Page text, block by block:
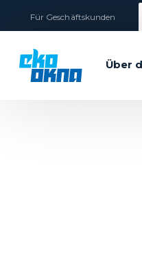
Für Geschäftskunden
Über